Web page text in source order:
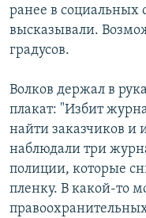
ранее в социальных
высказывали.
градусов.
Волков держал в
плакат: "Избит
найти заказчиков и
наблюдали три
полиции, которые
пленку. В какой-то